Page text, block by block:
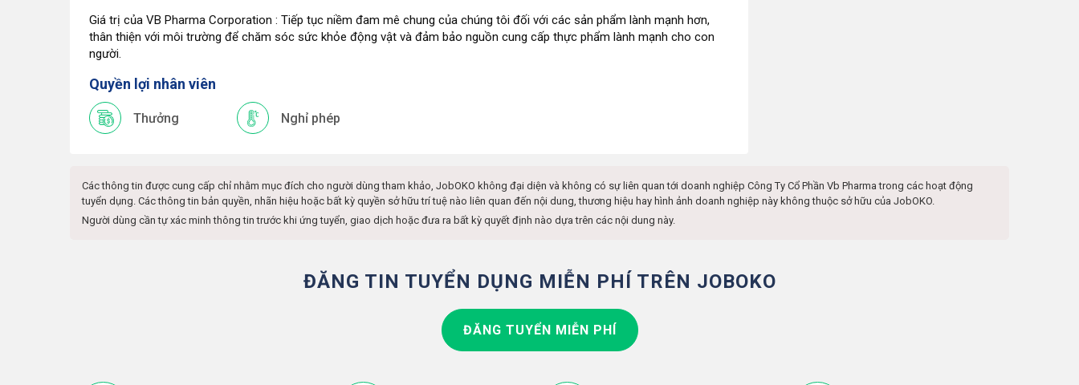
Giá trị của VB Pharma Corporation : Tiếp tục niềm đam mê chung của chúng tôi đối với các sản phẩm lành mạnh hơn,
thân thiện với môi trường để chăm sóc sức khỏe động vật và đảm bảo nguồn cung cấp thực phẩm lành mạnh cho con
người.
Quyền lợi nhân viên
Thưởng Nghỉ phép
Các thông tin được cung cấp chỉ nhằm mục đích cho người dùng tham khảo, JobOKO không đại diện và không có sự liên quan tới doanh nghiệp Công Ty Cổ Phần Vb Pharma trong các hoạt động
tuyển dụng. Các thông tin bản quyền, nhãn hiệu hoặc bất kỳ quyền sở hữu trí tuệ nào liên quan đến nội dung, thương hiệu hay hình ảnh doanh nghiệp này không thuộc sở hữu của JobOKO.
Người dùng cần tự xác minh thông tin trước khi ứng tuyển, giao dịch hoặc đưa ra bất kỳ quyết định nào dựa trên các nội dung này.
ĐĂNG TIN TUYỂN DỤNG MIỄN PHÍ TRÊN JOBOKO
ĐĂNG TUYỂN MIỄN PHÍ